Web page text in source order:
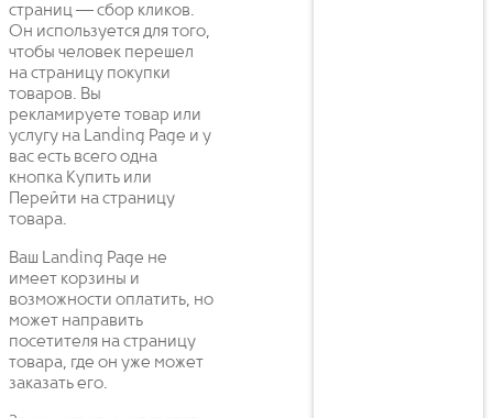
страниц — сбор кликов.
Он используется для того,
чтобы человек перешел
на страницу покупки
товаров. Вы
рекламируете товар или
услугу на Landing Page и у
вас есть всего одна
кнопка Купить или
Перейти на страницу
товара.
Ваш Landing Page не
имеет корзины и
возможности оплатить, но
может направить
посетителя на страницу
товара, где он уже может
заказать его.